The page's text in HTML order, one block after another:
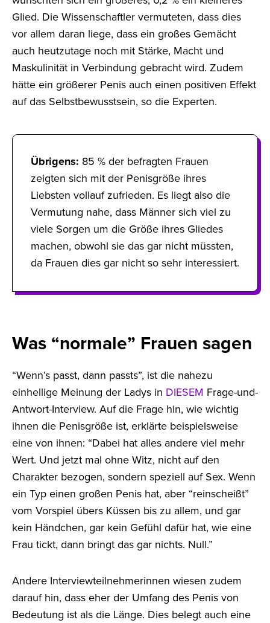
Glied. Die Wissenschaftler vermuteten, dass dies
vor allem daran liege, dass ein großes Gemächt
auch heutzutage noch mit Stärke, Macht und
Maskulinität in Verbindung gebracht wird. Zudem
hätte ein größerer Penis auch einen positiven Effekt
auf das Selbstbewusstsein, so die Experten.
Übrigens: 85 % der befragten Frauen
zeigten sich mit der Penisgröße ihres
Liebsten vollauf zufrieden. Es liegt also die
Vermutung nahe, dass Männer sich viel zu
viele Sorgen um die Größe ihres Gliedes
machen, obwohl sie das gar nicht müssten,
da Frauen dies gar nicht so sehr interessiert.
Was “normale” Frauen sagen
“Wenn’s passt, dann passts”, ist die nahezu
einhellige Meinung der Ladys in DIESEM Frage-und-
Antwort-Interview. Auf die Frage hin, wie wichtig
ihnen die Penisgröße ist, erklärte beispielsweise
eine von ihnen: “Dabei hat alles andere viel mehr
Wert. Und jetzt mal ohne Witz, nicht auf den
Charakter bezogen, sondern speziell auf Sex. Wenn
ein Typ einen großen Penis hat, aber “reinscheißt”
vom Vorspiel übers Küssen bis zu allem, und gar
kein Händchen, gar kein Gefühl dafür hat, wie eine
Frau tickt, dann bringt das gar nichts. Null.”
Andere Interviewteilnehmerinnen wiesen zudem
darauf hin, dass eher der Umfang des Penis von
Bedeutung ist als die Länge. Dies belegt auch eine